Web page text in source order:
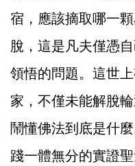
宿，應該摘取哪一
脫，這是凡夫僅憑
領悟的問題。這世
家，不僅未能解脫
鬧懂佛法到底是什
踐一體無分的實證